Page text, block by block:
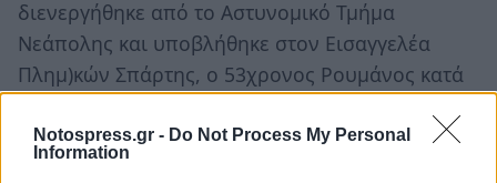
Notospress.gr - Do Not Process My Personal
Information
διενεργήθηκε από το Αστυνομικό Τμήμα
Νεάπολης και υποβλήθηκε στον Εισαγγελέα
Πλημ)κών Σπάρτης, ο 53χρονος Ρουμάνος κατά
Απριλίου, περιέλουσε με βενζίνη και έθεσε
φωτιά στην 63χρονη Μολδαβή με την οποία